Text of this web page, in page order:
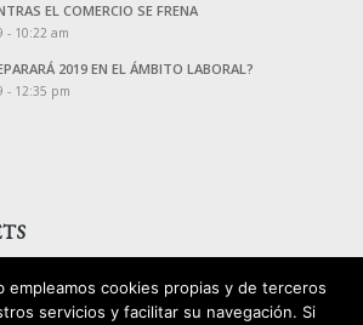
EL COMERCIO SE FRENA
- 10:22 am
2019 EN EL ÁMBITO LABORAL?
- 12:35 pm
empleamos cookies propias y de terceros
servicios y facilitar su navegación. Si